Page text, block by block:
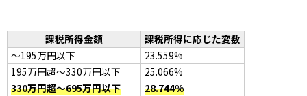
課税所得金額
課税所得に応じた変数
～195万円以下
23.559%
195万円超～330万円以下
25.066%
330万円超～695万円以下
28.744%